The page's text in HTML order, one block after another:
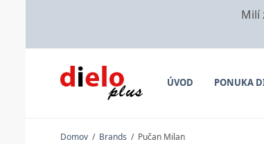
Milí
ÚVOD PONUKA
Domov / Brands / Pučan Milan